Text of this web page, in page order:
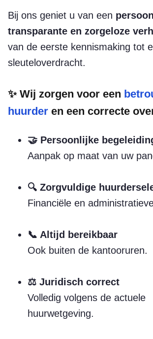
Bij ons geniet u van een
transparante en zorgeloze
van de eerste kennismaking tot
sleuteloverdracht.
✨ Wij zorgen voor een
huurder en een correcte
🤝 Persoonlijke
Aanpak op maat van uw
🔍 Zorgvuldige
Financiële en
📞 Altijd bereikbaar
Ook buiten de kantooruren.
⚖️ Juridisch correct
Volledig volgens de actuele
huurwetgeving.